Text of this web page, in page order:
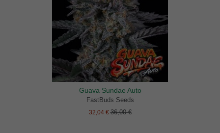
Guava Sundae Auto
FastBuds Seeds
32,04 €36,00 €